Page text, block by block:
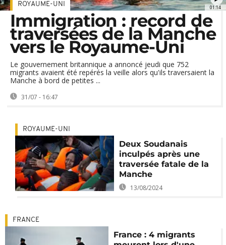
01:14
ROYAUME-UNI
Immigration : record de
traversées de la Manche
vers le Royaume-Uni
Le gouvernement britannique a annoncé jeudi que 752
migrants avaient été repérés la veille alors qu'ils traversaient la
Manche à bord de petites ...
31/07 - 16:47
ROYAUME-UNI
Deux Soudanais
inculpés après une
traversée fatale de la
Manche
13/08/2024
FRANCE
France : 4 migrants